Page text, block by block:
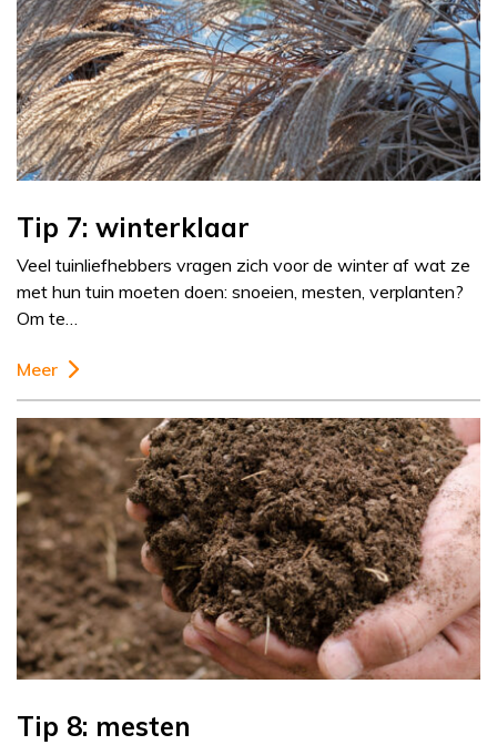
Tip 7: winterklaar
Veel tuinliefhebbers vragen zich voor de winter af wat ze
met hun tuin moeten doen: snoeien, mesten, verplanten?
Om te…
Meer
Tip 8: mesten